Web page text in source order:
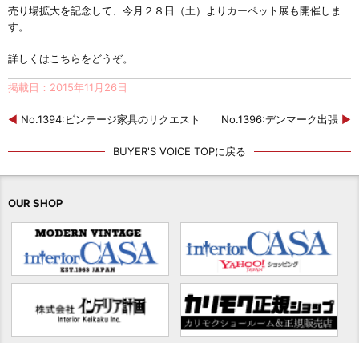
売り場拡大を記念して、今月２８日（土）よりカーペット展も開催しま
す。
詳しくは こちらをどうぞ。
掲載日：2015年11月26日
◀ No.1394:ビンテージ家具のリクエスト No.1396:デンマーク出張 ▶
BUYER'S VOICE TOPに戻る
OUR SHOP